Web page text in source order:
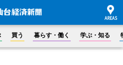
買う 暮らす・働く 学ぶ・知る